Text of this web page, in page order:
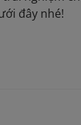
đây nhé!